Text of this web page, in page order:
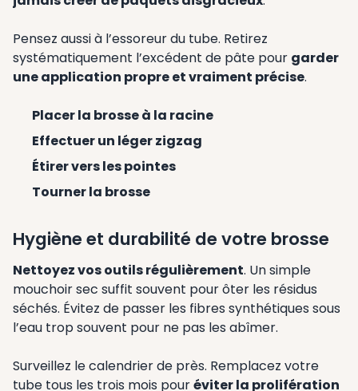
Pensez aussi à l’essoreur du tube. Retirez
systématiquement l’excédent de pâte pour garder
une application propre et vraiment précise.
Placer la brosse à la racine
Effectuer un léger zigzag
Étirer vers les pointes
Tourner la brosse
Hygiène et durabilité de votre brosse
Nettoyez vos outils régulièrement. Un simple
mouchoir sec suffit souvent pour ôter les résidus
séchés. Évitez de passer les fibres synthétiques sous
l’eau trop souvent pour ne pas les abîmer.
Surveillez le calendrier de près. Remplacez votre
tube tous les trois mois pouréviter la prolifération